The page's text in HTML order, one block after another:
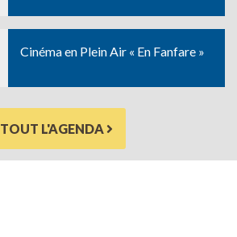
Cinéma en Plein Air « En Fanfare »
TOUT L'AGENDA